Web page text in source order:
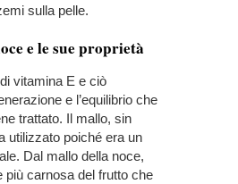
sulla pelle.
e le sue proprietà
vitamina E e ciò
e l’equilibrio che
trattato. Il mallo, sin
utilizzato poiché era un
Dal mallo della noce,
più carnosa del frutto che